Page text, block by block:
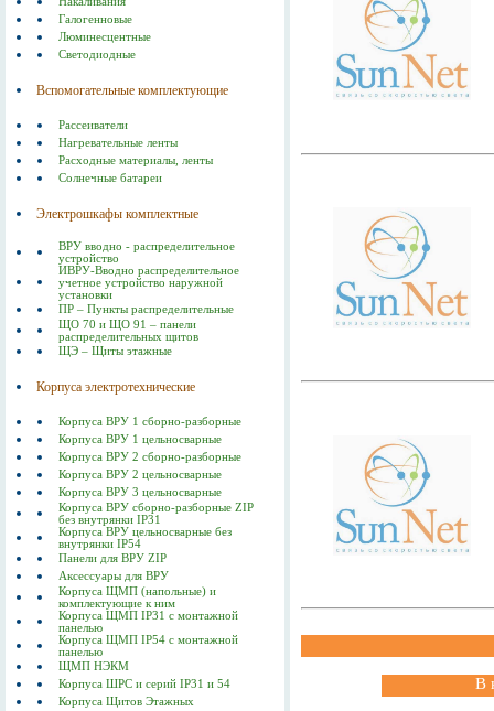
Галогенновые
Люминесцентные
Светодиодные
Вспомогательные комплектующие
Рассеиватели
Нагревательные ленты
Расходные материалы, ленты
Солнечные батареи
Электрошкафы комплектные
ВРУ вводно - распределительное
устройство
ИВРУ-Вводно распределительное
учетное устройство наружной
установки
ПР – Пункты распределительные
ЩО 70 и ЩО 91 – панели
распределительных щитов
ЩЭ – Щиты этажные
Корпуса электротехнические
Корпуса ВРУ 1 сборно-разборные
Корпуса ВРУ 1 цельносварные
Корпуса ВРУ 2 сборно-разборные
Корпуса ВРУ 2 цельносварные
Корпуса ВРУ 3 цельносварные
Корпуса ВРУ сборно-разборные ZIP
без внутрянки IP31
Корпуса ВРУ цельносварные без
внутрянки IP54
Панели для ВРУ ZIP
Аксессуары для ВРУ
Корпуса ЩМП (напольные) и
комплектующие к ним
Корпуса ЩМП IP31 с монтажной
панелью
Корпуса ЩМП IP54 с монтажной
панелью
ЩМП НЭКМ
Корпуса ШРС и серий IP31 и 54
Корпуса Щитов Этажных
В